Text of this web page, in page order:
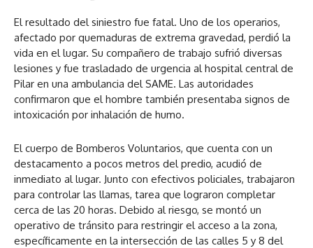
El resultado del siniestro fue fatal. Uno de los operarios,
afectado por quemaduras de extrema gravedad, perdió la
vida en el lugar. Su compañero de trabajo sufrió diversas
lesiones y fue trasladado de urgencia al hospital central de
Pilar en una ambulancia del SAME. Las autoridades
confirmaron que el hombre también presentaba signos de
intoxicación por inhalación de humo.
El cuerpo de Bomberos Voluntarios, que cuenta con un
destacamento a pocos metros del predio, acudió de
inmediato al lugar. Junto con efectivos policiales, trabajaron
para controlar las llamas, tarea que lograron completar
cerca de las 20 horas. Debido al riesgo, se montó un
operativo de tránsito para restringir el acceso a la zona,
específicamente en la intersección de las calles 5 y 8 del